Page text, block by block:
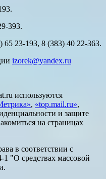
393.
23-193, 8 (383) 40 22-363.
izorek@yandex.ru
используются
, «top.mail.ru»,
и защите
на страницах
в соответствии с
"О средствах массовой